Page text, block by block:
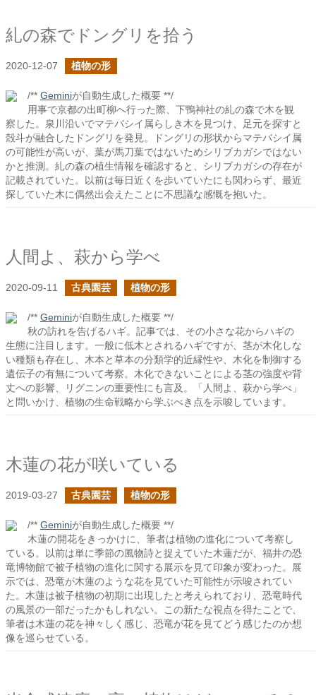
糺の森でドングリを拾う
2020-12-07 植物の形
/** Geminiが自動生成した概要 **/
用事で京都の出町柳へ行った際、下鴨神社の糺の森で木を観
察した。泉川沿いでマテバシイ属らしき木を見つけ、足元を探すと
殻斗が融合したドングリを発見。ドングリの形状からマテバシイ属
の可能性が高いが、葉が馬刀葉ではないためシリブカガシではない
かと推測。糺の森の植生情報を確認すると、シリブカガシの存在が
記載されていた。以前は毎日近くを歩いていたにも関わらず、最近
探していた木に偶然出会えたことに不思議な感慨を抱いた。
人間よ、萩から学べ
2020-09-11 古典園芸 植物の形
/** Geminiが自動生成した概要 **/
秋の訪れを告げるハギ。記事では、その小さな花からハギの
生態に注目します。一般に低木とされるハギですが、茎が木化しな
い種類も存在し、木本と草本の分類学的近縁性や、木化を制御する
遺伝子の有無について考察。木化できないことによる茎の強度や背
丈への影響、リグニンの重要性にも言及。「人間よ、萩から学べ」
と問いかけ、植物の生命戦略から学ぶべき点を示唆しています。
木蓮の花が咲いている
2019-03-27 古典園芸 植物の形
/** Geminiが自動生成した概要 **/
木蓮の開花をきっかけに、筆者は植物の進化について考察し
ている。以前は単に季節の風物詩と捉えていた木蓮だが、福井の恐
竜博物館で被子植物の進化に関する展示を見て印象が変わった。展
示では、恐竜が木蓮のような花を見ていた可能性が示唆されてい
た。木蓮は被子植物の初期に出現したと考えられており、恐竜時代
の風景の一部だったかもしれない。この新たな視点を得たことで、
筆者は木蓮の花を神々しく感じ、恐竜が花を見てどう感じたのか想
像を巡らせている。